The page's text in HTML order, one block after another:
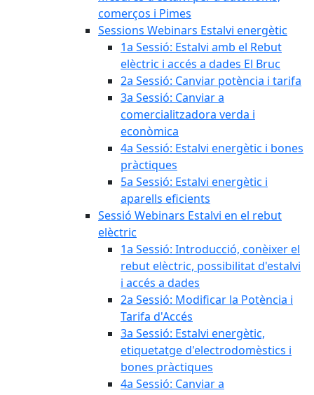
comerços i Pimes
Sessions Webinars Estalvi energètic
1a Sessió: Estalvi amb el Rebut
elèctric i accés a dades El Bruc
2a Sessió: Canviar potència i tarifa
3a Sessió: Canviar a
comercialitzadora verda i
econòmica
4a Sessió: Estalvi energètic i bones
pràctiques
5a Sessió: Estalvi energètic i
aparells eficients
Sessió Webinars Estalvi en el rebut
elèctric
1a Sessió: Introducció, conèixer el
rebut elèctric, possibilitat d'estalvi
i accés a dades
2a Sessió: Modificar la Potència i
Tarifa d'Accés
3a Sessió: Estalvi energètic,
etiquetatge d'electrodomèstics i
bones pràctiques
4a Sessió: Canviar a